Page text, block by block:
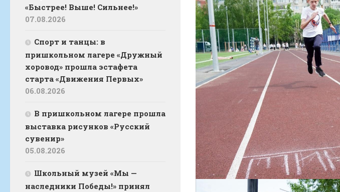
«Быстрее! Выше! Сильнее!»
07.08.2026
Спорт и танцы: в
пришкольном лагере «Дружный
хоровод» прошла эстафета
старта «Движения Первых»
06.08.2026
В пришкольном лагере прошла
выставка рисунков «Русский
сувенир»
05.08.2026
Школьный музей «Мы —
наследники Победы!» принял